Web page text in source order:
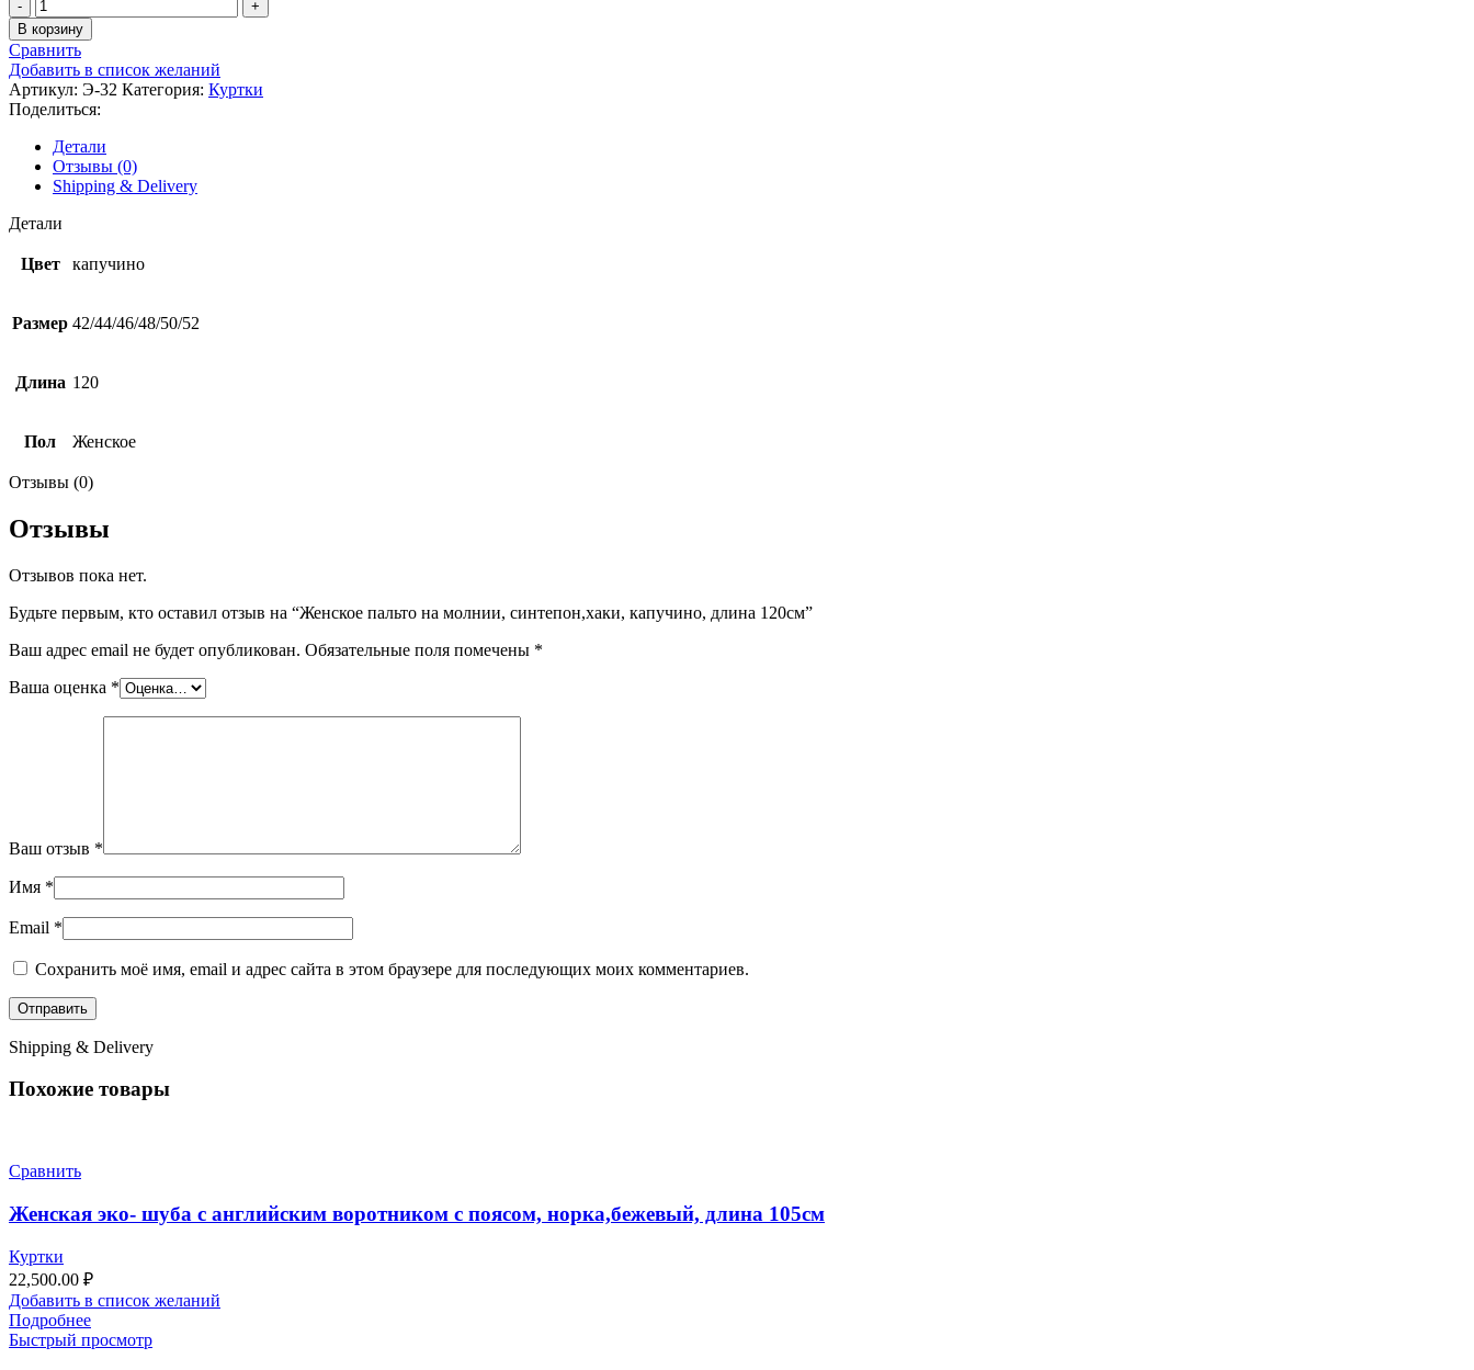
товара
Женское
пальто
на
молнии,
синтепон,хаки,
капучино,
длина
120см
В корзину
Сравнить
Добавить в список желаний
Артикул: Э-32 Категория: Куртки
Поделиться:
Детали
Отзывы (0)
Shipping & Delivery
Детали
Цвет капучино
Размер 42/44/46/48/50/52
Длина 120
Пол Женское
Отзывы (0)
Отзывы
Отзывов пока нет.
Будьте первым, кто оставил отзыв на “Женское пальто на молнии, синтепон,хаки, капучино, длина 120см”
Ваш адрес email не будет опубликован. Обязательные поля помечены *
Ваша оценка *
Ваш отзыв *
Имя *
Email *
Сохранить моё имя, email и адрес сайта в этом браузере для последующих моих комментариев.
Shipping & Delivery
Похожие товары
Сравнить
Женская эко- шуба с английским воротником с поясом, норка,бежевый, длина 105см
Куртки
22,500.00 ₽
Добавить в список желаний
Подробнее
Быстрый просмотр